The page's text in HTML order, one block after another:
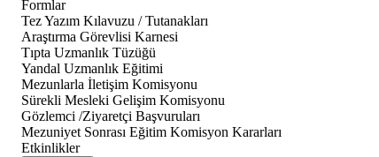
Formlar
Tez Yazım Kılavuzu / Tutanakları
Araştırma Görevlisi Karnesi
Tıpta Uzmanlık Tüzüğü
Yandal Uzmanlık Eğitimi
Mezunlarla İletişim Komisyonu
Sürekli Mesleki Gelişim Komisyonu
Gözlemci /Ziyaretçi Başvuruları
Mezuniyet Sonrası Eğitim Komisyon Kararları
Etkinlikler